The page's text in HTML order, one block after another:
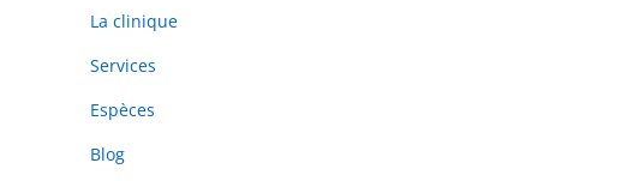
La clinique
Services
Espèces
Blog